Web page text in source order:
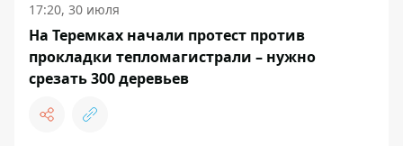
17:20, 30 июля
На Теремках начали протест против
прокладки тепломагистрали – нужно
срезать 300 деревьев